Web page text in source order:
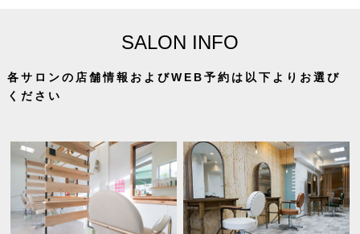
SALON INFO
各サロンの店舗情報およびWEB予約は以下よりお選び
ください